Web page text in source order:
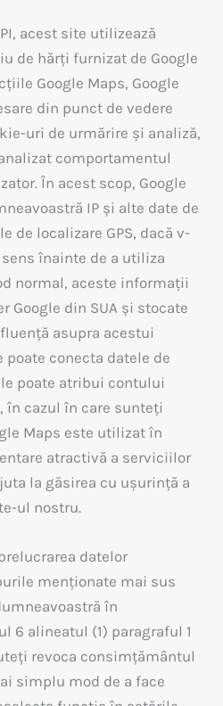
acest site utilizează
de hărți furnizat de Google
Google Maps, Google
din punct de vedere
uri de urmărire și analiză,
comportamentul
În acest scop, Google
IP și alte date de
de localizare GPS, dacă v-
înainte de a utiliza
normal, aceste informații
Google din SUA și stocate
asupra acestui
poate conecta datele de
poate atribui contului
în cazul în care sunteți
Maps este utilizat în
atractivă a serviciilor
la găsirea cu ușurință a
ul nostru.
datelor
menționate mai sus
în
6 alineatul (1) paragraful 1
revoca consimțământul
simplu mod de a face